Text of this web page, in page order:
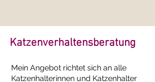
Katzenverhaltensberatung
Mein Angebot richtet sich an alle
Katzenhalterinnen und Katzenhalter